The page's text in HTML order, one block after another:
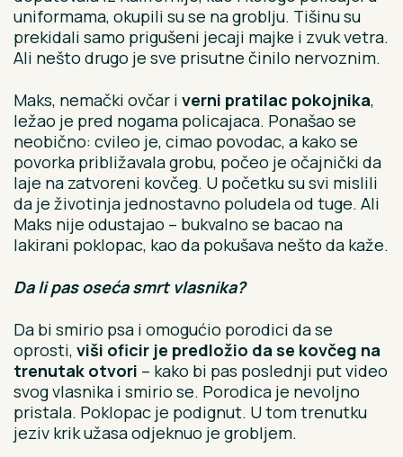
uniformama, okupili su se na groblju. Tišinu su
prekidali samo prigušeni jecaji majke i zvuk vetra.
Ali nešto drugo je sve prisutne činilo nervoznim.
Maks, nemački ovčar i verni pratilac pokojnika,
ležao je pred nogama policajaca. Ponašao se
neobično: cvileo je, cimao povodac, a kako se
povorka približavala grobu, počeo je očajnički da
laje na zatvoreni kovčeg. U početku su svi mislili
da je životinja jednostavno poludela od tuge. Ali
Maks nije odustajao – bukvalno se bacao na
lakirani poklopac, kao da pokušava nešto da kaže.
Da li pas oseća smrt vlasnika?
Da bi smirio psa i omogućio porodici da se
oprosti, viši oficir je predložio da se kovčeg na
trenutak otvori – kako bi pas poslednji put video
svog vlasnika i smirio se. Porodica je nevoljno
pristala. Poklopac je podignut. U tom trenutku
jeziv krik užasa odjeknuo je grobljem.